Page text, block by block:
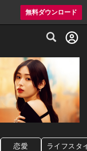
無料ダウンロード
ミアムレストラン予約
恋愛 ライフスタ